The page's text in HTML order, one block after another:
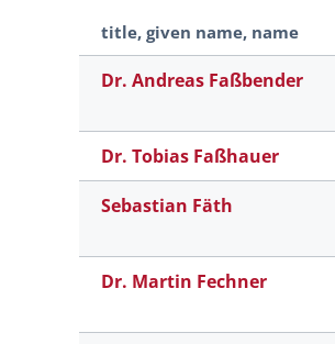
title, given name, name
Dr. Andreas Faßbender
Dr. Tobias Faßhauer
Sebastian Fäth
Dr. Martin Fechner